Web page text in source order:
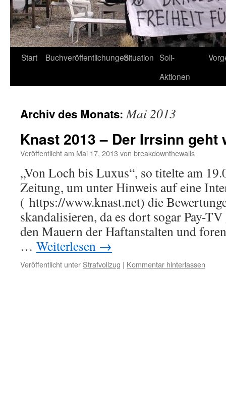
Start BuchveröffentlichungenSituation Soli-
Aktionen
Archiv des Monats:Mai 2013
Knast 2013 – Der Irrsinn geht
Veröffentlicht am Mai 17, 2013 von breakdownthewalls
„Von Loch bis Luxus“, so titelte am
Zeitung, um unter Hinweis auf eine
( https://www.knast.net) die
skandalisieren, da es dort sogar Pay-
den Mauern der Haftanstalten und
… Weiterlesen →
Veröffentlicht unter Strafvollzug | Kommentar hinterlassen